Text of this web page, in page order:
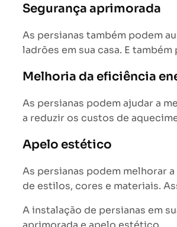
Segurança aprimorada
As persianas também podem
ladrões em sua casa. E
Melhoria da eficiência
As persianas podem ajudar a
a reduzir os custos de
Apelo estético
As persianas podem melhorar
de estilos, cores e materiais.
A instalação de persianas em